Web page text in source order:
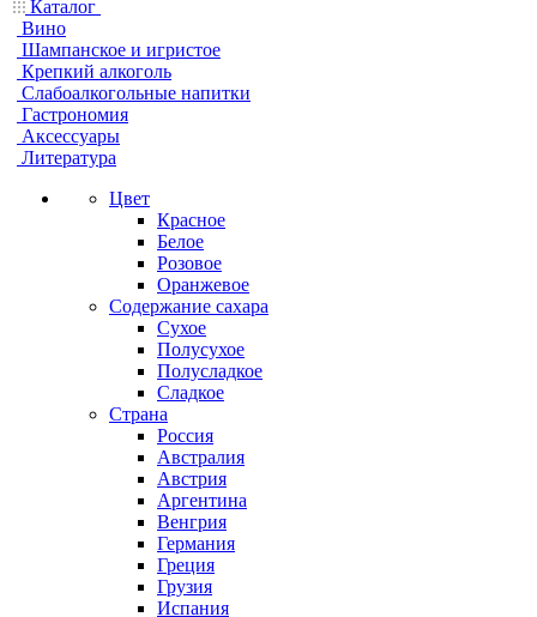
Каталог
Вино
Шампанское и игристое
Крепкий алкоголь
Слабоалкогольные напитки
Гастрономия
Аксессуары
Литература
Цвет
Красное
Белое
Розовое
Оранжевое
Содержание сахара
Сухое
Полусухое
Полусладкое
Сладкое
Страна
Россия
Австралия
Австрия
Аргентина
Венгрия
Германия
Греция
Грузия
Испания